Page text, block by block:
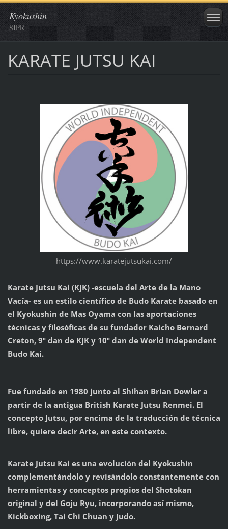
Kyokushin
SIPR
KARATE JUTSU KAI
https://www.karatejutsukai.com/
Karate Jutsu Kai (KJK) -escuela del Arte de la Mano
Vacía- es un estilo científico de Budo Karate basado en
el Kyokushin de Mas Oyama con las aportaciones
técnicas y filosóficas de su fundador Kaicho Bernard
Creton, 9º dan de KJK y 10º dan de World Independent
Budo Kai.
Fue fundado en 1980 junto al Shihan Brian Dowler a
partir de la antigua British Karate Jutsu Renmei. El
concepto Jutsu, por encima de la traducción de técnica
libre, quiere decir Arte, en este contexto.
Karate Jutsu Kai es una evolución del Kyokushin
complementándolo y revisándolo constantemente con
herramientas y conceptos propios del Shotokan
original y del Goju Ryu, incorporando así mismo,
Kickboxing, Tai Chi Chuan y Judo.